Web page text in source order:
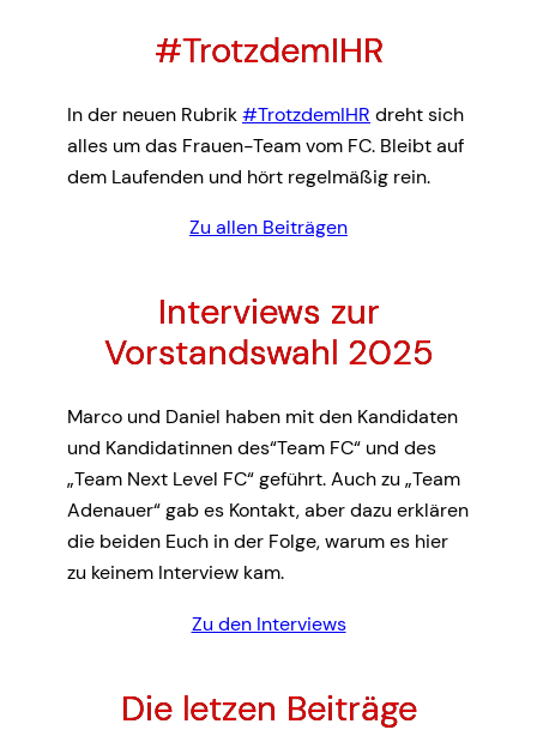
#TrotzdemIHR
In der neuen Rubrik#TrotzdemIHR dreht sich
alles um das Frauen-Team vom FC. Bleibt auf
dem Laufenden und hört regelmäßig rein.
Zu allen Beiträgen
Interviews zur
Vorstandswahl 2025
Marco und Daniel haben mit den Kandidaten
und Kandidatinnen des“Team FC“ und des
„Team Next Level FC“ geführt. Auch zu „Team
Adenauer“ gab es Kontakt, aber dazu erklären
die beiden Euch in der Folge, warum es hier
zu keinem Interview kam.
Zu den Interviews
Die letzen Beiträge